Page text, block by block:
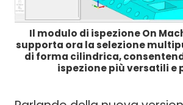
Il modulo di ispezione On
supporta ora la selezione
di forma cilindrica,
ispezione più versatili e